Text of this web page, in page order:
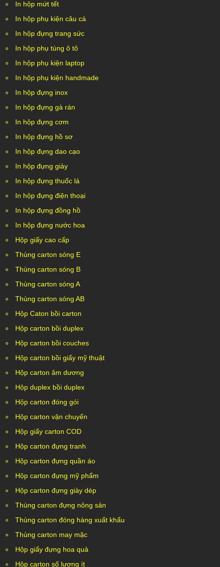
In hộp mứt tết
In hộp phụ kiện câu cá
In hộp đựng trang sức
In hộp phụ tùng ô tô
In hộp phụ kiện laptop
In hộp phụ kiện handmade
In hộp đựng inox
In hộp đựng gà rán
In hộp đựng cơm
In hộp đựng hồ sơ
In hộp đựng dao cạo
In hộp đựng giày
In hộp đựng thuốc lá
In hộp đựng điện thoại
In hộp đựng đồng hồ
In hộp đựng nước hoa
Hộp giấy cao cấp
Thùng carton sóng E
Thùng carton sóng B
Thùng carton sóng A
Thùng carton sóng AB
Hộp Caton bồi carton
Hộp carton bồi duplex
Hộp carton bồi couches
Hộp carton bồi giấy mỹ thuật
Hộp carton âm dương
Hộp duplex bồi duplex
Hộp carton đóng gói
Hộp carton vận chuyển
Hộp giấy carton COD
Hộp carton đựng tranh
Hộp carton đựng quần áo
Hộp carton đựng mỹ phẩm
Hộp carton đựng giày dép
Thùng carton đựng nông sản
Thùng carton đóng hàng xuất khẩu
Thùng carton may mặc
Hộp giấy đựng hoa quả
Hộp carton số lượng ít